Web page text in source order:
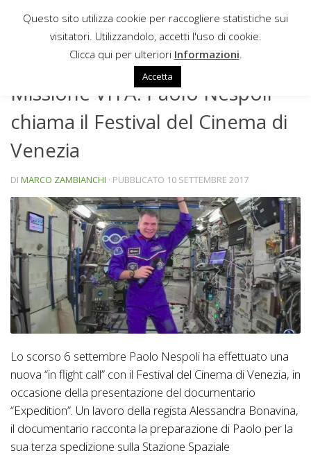
Sotto il contenuto
Missione VITA: Paolo Nespoli
chiama il Festival del Cinema di
Venezia
DI MARCO ZAMBIANCHI · PUBBLICATO 10 SETTEMBRE 2017
Lo scorso 6 settembre Paolo Nespoli ha effettuato una
nuova “in flight call” con il Festival del Cinema di Venezia, in
occasione della presentazione del documentario
“Expedition”. Un lavoro della regista Alessandra Bonavina,
il documentario racconta la preparazione di Paolo per la
sua terza spedizione sulla Stazione Spaziale
Questo sito utilizza cookie per raccogliere statistiche sui
visitatori. Utilizzandolo, accetti l'uso di cookie.
Clicca qui per ulteriori Informazioni
Accetta